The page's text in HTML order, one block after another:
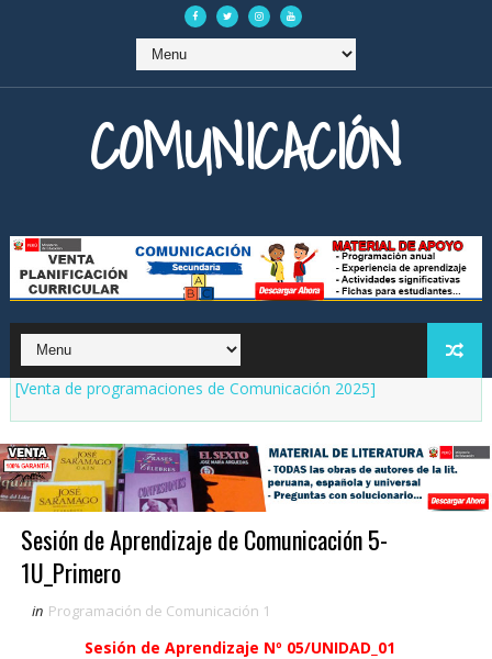
COMUNICACIÓN
[Venta de programaciones de Comunicación 2025]
Sesión de Aprendizaje de Comunicación 5-
1U_Primero
in Programación de Comunicación 1
Sesión de Aprendizaje Nº 05/UNIDAD_01